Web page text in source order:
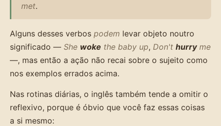
met.
Alguns desses verbos podem levar objeto noutro
significado — She woke the baby up, Don't hurryme
—, mas então a ação não recai sobre o sujeito como
nos exemplos errados acima.
Nas rotinas diárias, o inglês também tende a omitir o
reflexivo, porque é óbvio que você faz essas coisas
a si mesmo: